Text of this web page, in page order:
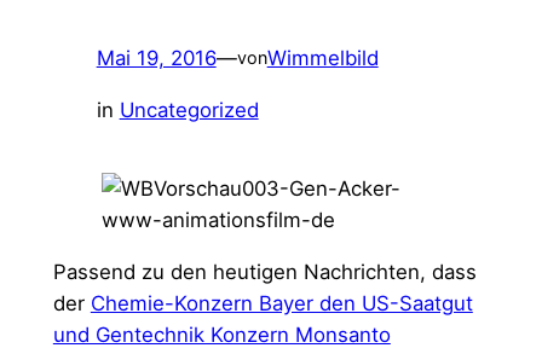
Mai 19, 2016—vonWimmelbild
in Uncategorized
Passend zu den heutigen Nachrichten, dass
der Chemie-Konzern Bayer den US-Saatgut
und Gentechnik Konzern Monsanto